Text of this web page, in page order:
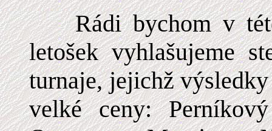
Rádi bychom v této
letošek vyhlašujeme
turnaje, jejichž
velké ceny: